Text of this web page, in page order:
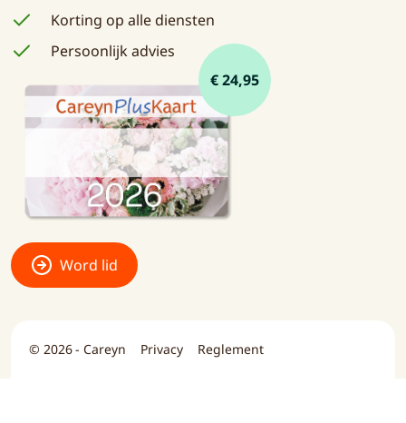
Korting op alle diensten
Persoonlijk advies
€ 24,95
Word lid
© 2026 - Careyn Privacy Reglement